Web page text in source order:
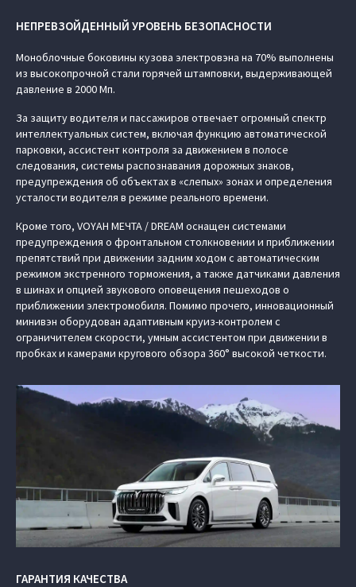
НЕПРЕВЗОЙДЕННЫЙ УРОВЕНЬ БЕЗОПАСНОСТИ
Моноблочные боковины кузова электровэна на 70% выполнены
из высокопрочной стали горячей штамповки, выдерживающей
давление в 2000 Мп.
За защиту водителя и пассажиров отвечает огромный спектр
интеллектуальных систем, включая функцию автоматической
парковки, ассистент контроля за движением в полосе
следования, системы распознавания дорожных знаков,
предупреждения об объектах в «слепых» зонах и определения
усталости водителя в режиме реального времени.
Кроме того, VOYAH МЕЧТА / DREAM оснащен системами
предупреждения о фронтальном столкновении и приближении
препятствий при движении задним ходом с автоматическим
режимом экстренного торможения, а также датчиками давления
в шинах и опцией звукового оповещения пешеходов о
приближении электромобиля. Помимо прочего, инновационный
минивэн оборудован адаптивным круиз-контролем с
ограничителем скорости, умным ассистентом при движении в
пробках и камерами кругового обзора 360° высокой четкости.
ГАРАНТИЯ КАЧЕСТВА